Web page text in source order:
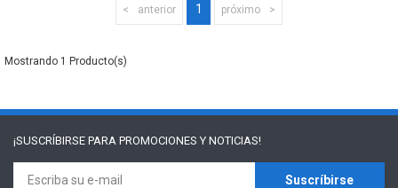
anterior 1 próximo
1
¡SUSCRÍBIRSE PARA PROMOCIONES Y NOTICIAS!
Suscríbirse